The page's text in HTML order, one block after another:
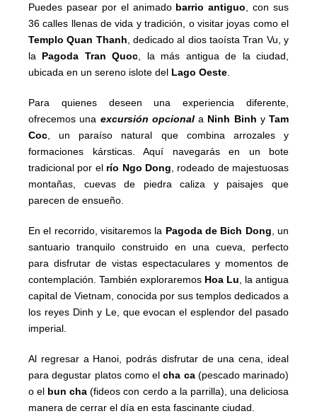
Puedes pasear por el animado barrio antiguo, con sus
36 calles llenas de vida y tradición, o visitar joyas como el
Templo Quan Thanh, dedicado al dios taoísta Tran Vu, y
la Pagoda Tran Quoc, la más antigua de la ciudad,
ubicada en un sereno islote del Lago Oeste.
Para quienes deseen una experiencia diferente,
ofrecemos una excursión opcionala Ninh Binh y Tam
Coc, un paraíso natural que combina arrozales y
formaciones kársticas. Aquí navegarás en un bote
tradicional por el río Ngo Dong, rodeado de majestuosas
montañas, cuevas de piedra caliza y paisajes que
parecen de ensueño.
En el recorrido, visitaremos la Pagoda de Bich Dong, un
santuario tranquilo construido en una cueva, perfecto
para disfrutar de vistas espectaculares y momentos de
contemplación. También exploraremos Hoa Lu, la antigua
capital de Vietnam, conocida por sus templos dedicados a
los reyes Dinh y Le, que evocan el esplendor del pasado
imperial.
Al regresar a Hanoi, podrás disfrutar de una cena, ideal
para degustar platos como elcha ca(pescado marinado)
o el bun cha (fideos con cerdo a la parrilla), una deliciosa
manera de cerrar el día en esta fascinante ciudad.